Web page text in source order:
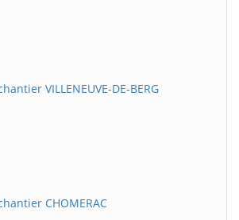
VILLENEUVE-DE-BERG
CHOMERAC